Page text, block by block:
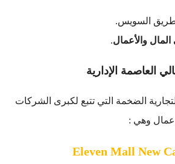
طريق السويس.
المال والأعمال.
العاصمة الإدارية
الضخمة التي تتبع لكبرى الشركات
وهي :